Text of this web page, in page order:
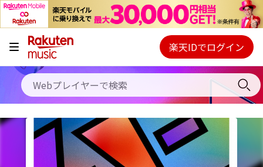
キャンペーン
料金プラン
使い方
初回30日間無料お試し
Webプレイヤー
ご契約内容の確認・変更
楽天IDでログイン